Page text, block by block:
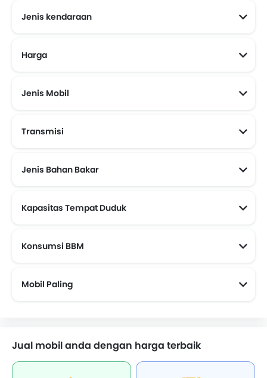
Jenis kendaraan
Harga
Jenis Mobil
Transmisi
Jenis Bahan Bakar
Kapasitas Tempat Duduk
Konsumsi BBM
Mobil Paling
Jual mobil anda dengan harga terbaik